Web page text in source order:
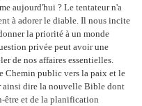
aujourd'hui ? Le tentateur n'a
à adorer le diable. Il nous incite
la priorité à un monde
privée peut avoir une
de nos affaires essentielles.
Chemin public vers la paix et le
ainsi dire la nouvelle Bible dont
être et de la planification